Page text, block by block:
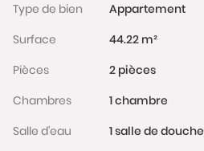
Type de bien
Appartement
Surface
44.22 m²
Pièces
2 pièces
Chambres
1 chambre
Salle d'eau
1 salle de douche